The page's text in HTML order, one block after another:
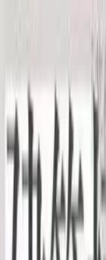
ホーム
建築技術
書籍
コラム
イベント
ログイン 新規登録